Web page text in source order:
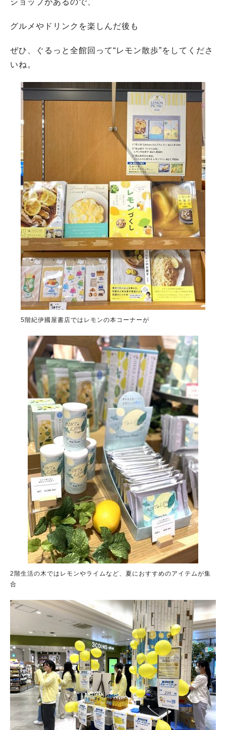
ショップがあるので、
グルメやドリンクを楽しんだ後も
ぜひ、ぐるっと全館回って“レモン散歩”をしてくださ
いね。
5階紀伊國屋書店ではレモンの本コーナーが
2階生活の木ではレモンやライムなど、夏におすすめのアイテムが集
合